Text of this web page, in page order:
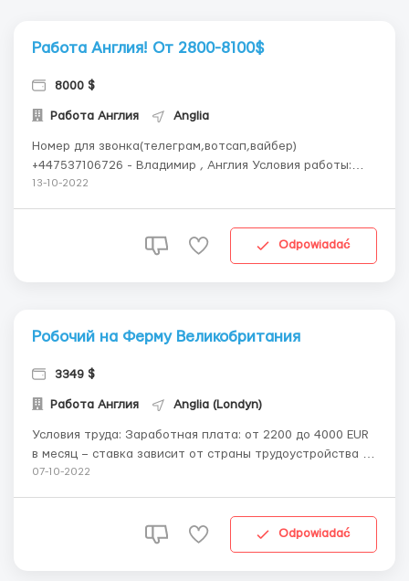
Работа Англия! От 2800-8100$
8000 $
Работа Англия Anglia
Номер для звонка(телеграм,вотсап,вайбер)
+447537106726 - Владимир , Англия Условия работы:
Работы на фабриках: Упаковка сортировка шоколадных
животных Упаковка шампуней и мыла "...
13-10-2022
Odpowiadać
Робочий на Ферму Великобритания
3349 $
Работа Англия Anglia (Londyn)
Условия труда: Заработная плата: от 2200 до 4000 EUR
в месяц – ставка зависит от страны трудоустройства и
отработанных часов; Срок контракта – от 3 до 36
Рабочие живут в оч...
07-10-2022
Odpowiadać